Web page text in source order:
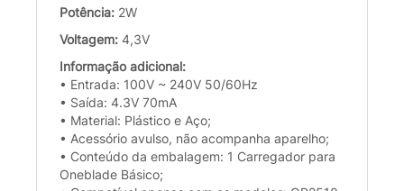
Potência: 2W
Voltagem: 4,3V
Informação adicional:
• Entrada: 100V ~ 240V 50/60Hz
• Saída: 4.3V 70mA
• Material: Plástico e Aço;
• Acessório avulso, não acompanha aparelho;
• Conteúdo da embalagem: 1 Carregador para
Oneblade Básico;